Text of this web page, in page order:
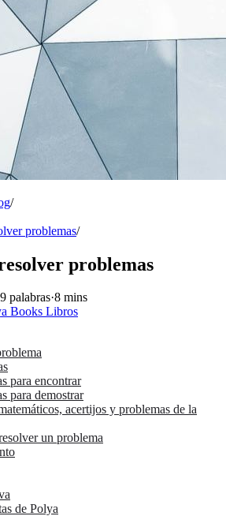
/
problemas/
problemas
palabras·8 mins
Books Libros
para encontrar
para demostrar
acertijos y problemas de la
un problema
de Polya